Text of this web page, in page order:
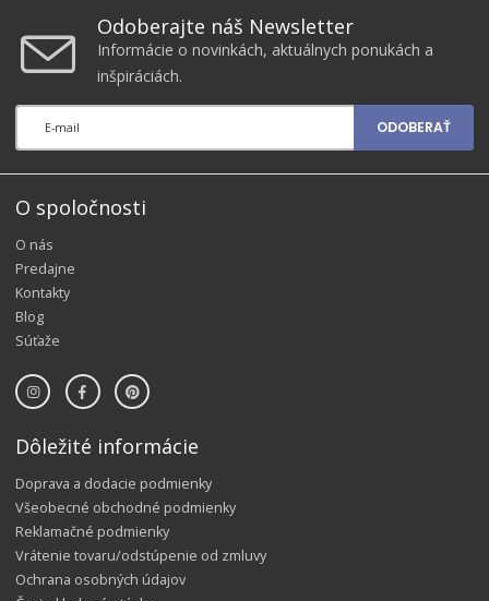
Odoberajte náš Newsletter
Informácie o novinkách, aktuálnych ponukách a
inšpiráciách.
ODOBERAŤ
O spoločnosti
O nás
Predajne
Kontakty
Blog
Súťaže
Dôležité informácie
Doprava a dodacie podmienky
Všeobecné obchodné podmienky
Reklamačné podmienky
Vrátenie tovaru/odstúpenie od zmluvy
Ochrana osobných údajov